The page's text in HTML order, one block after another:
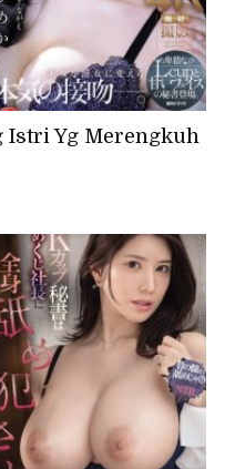
Istri Yg Merengkuh